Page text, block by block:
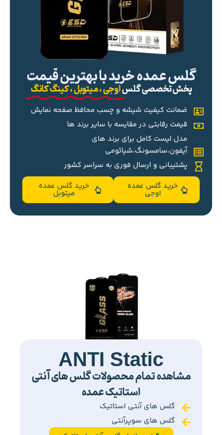
گلس عمده خرید با بهترین قیمت
پخش تخصصی گلساوجی ، میتوبل ، کینگ کانگ
ضمانت کیفیت شیشه و چسب محافظ صفحه نمایش
قیمت رقابتی در مقایسه با سایر برند ها
مدل لیست کامل برای برند های
آیفون،سامسونگ،شیائومی
پشتیبانی و ارسال فوری به سراسر کشور
خرید گلس عمده
اوجی
خرید گلس عمده
میتوبل
ANTI Static
مشاهده تمام محصولات گلس های آنتی
استاتیک عمده
گلس های آنتی استاتیک
گلس های سوپرآنتی